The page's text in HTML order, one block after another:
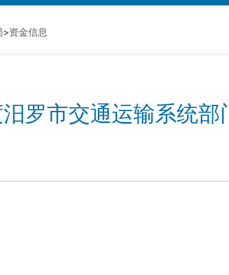
>资金信息
罗市交通运输系统部